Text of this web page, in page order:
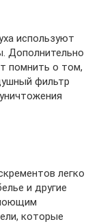
используют
Дополнительно
помнить о том,
фильтр
легко
и другие
которые